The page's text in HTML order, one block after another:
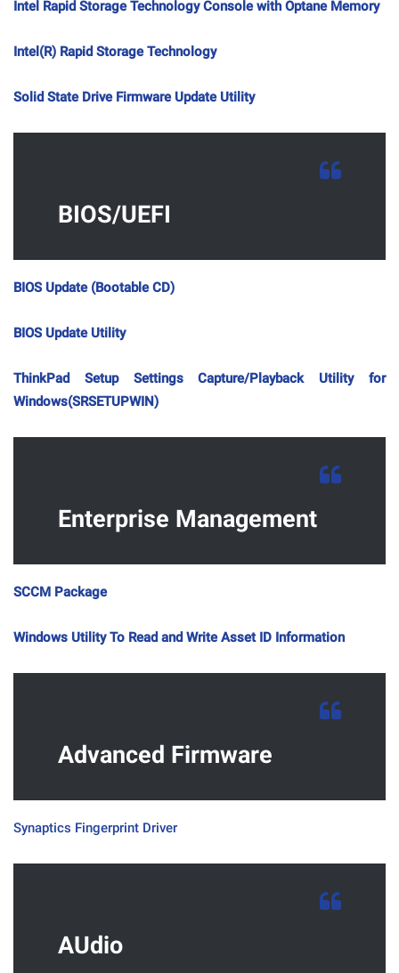
Intel Rapid Storage Technology Console with Optane Memory
Intel(R) Rapid Storage Technology
Solid State Drive Firmware Update Utility
BIOS/UEFI
BIOS Update (Bootable CD)
BIOS Update Utility
ThinkPad Setup Settings Capture/Playback Utility for
Windows(SRSETUPWIN)
Enterprise Management
SCCM Package
Windows Utility To Read and Write Asset ID Information
Advanced Firmware
Synaptics Fingerprint Driver
AUdio